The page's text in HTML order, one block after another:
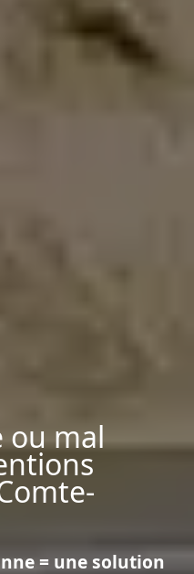
ou mal
= une solution